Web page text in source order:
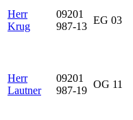
Herr
Krug
09201
987-13
EG 03
Herr
Lautner
09201
987-19
OG 11